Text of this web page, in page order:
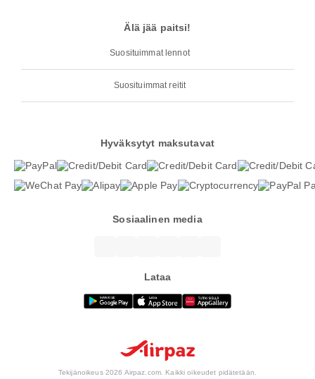
Älä jää paitsi!
Suosituimmat lennot
Suosituimmat reitit
Hyväksytyt maksutavat
Sosiaalinen media
Lataa
Tekijänoikeus 2026 Airpaz.com. Kaikki oikeudet pidätetään.